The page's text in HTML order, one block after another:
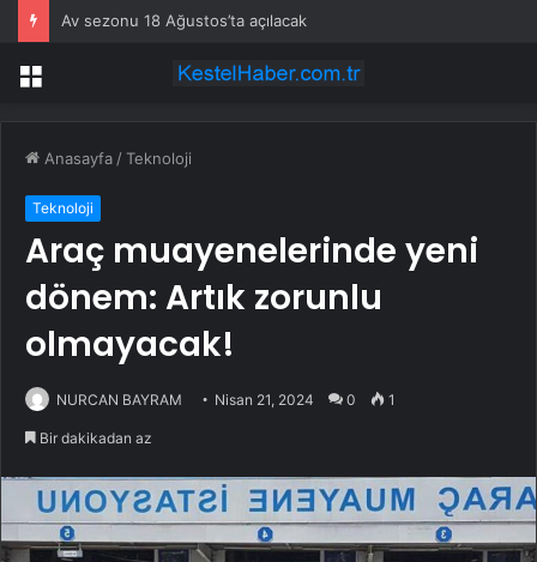
Av sezonu 18 Ağustos’ta açılacak
Menü
Anasayfa /Teknoloji
Teknoloji
Araç muayenelerinde yeni
dönem: Artık zorunlu
olmayacak!
NURCAN BAYRAM Nisan 21, 2024 0 1
Bir dakikadan az